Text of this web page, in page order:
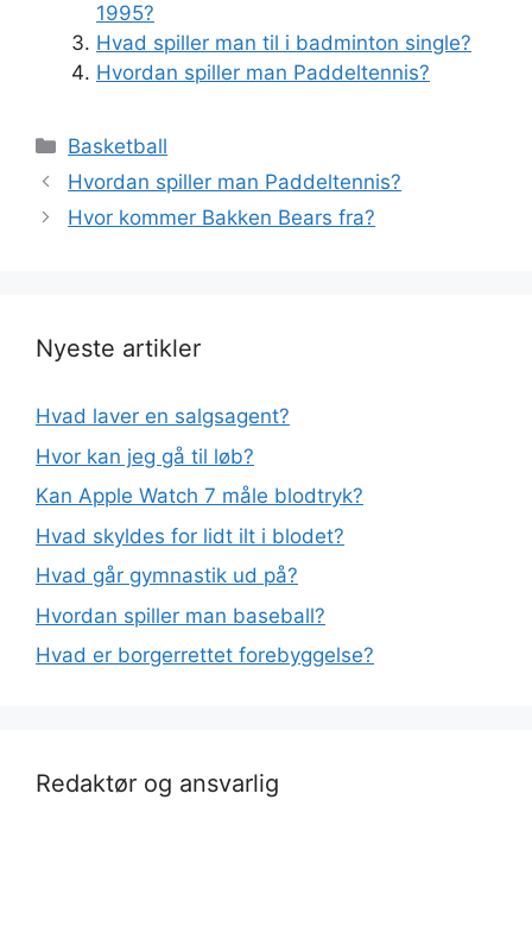
1995?
Hvad spiller man til i badminton single?
Hvordan spiller man Paddeltennis?
Kategorier
Basketball
Hvordan spiller man Paddeltennis?
Hvor kommer Bakken Bears fra?
Nyeste artikler
Hvad laver en salgsagent?
Hvor kan jeg gå til løb?
Kan Apple Watch 7 måle blodtryk?
Hvad skyldes for lidt ilt i blodet?
Hvad går gymnastik ud på?
Hvordan spiller man baseball?
Hvad er borgerrettet forebyggelse?
Redaktør og ansvarlig